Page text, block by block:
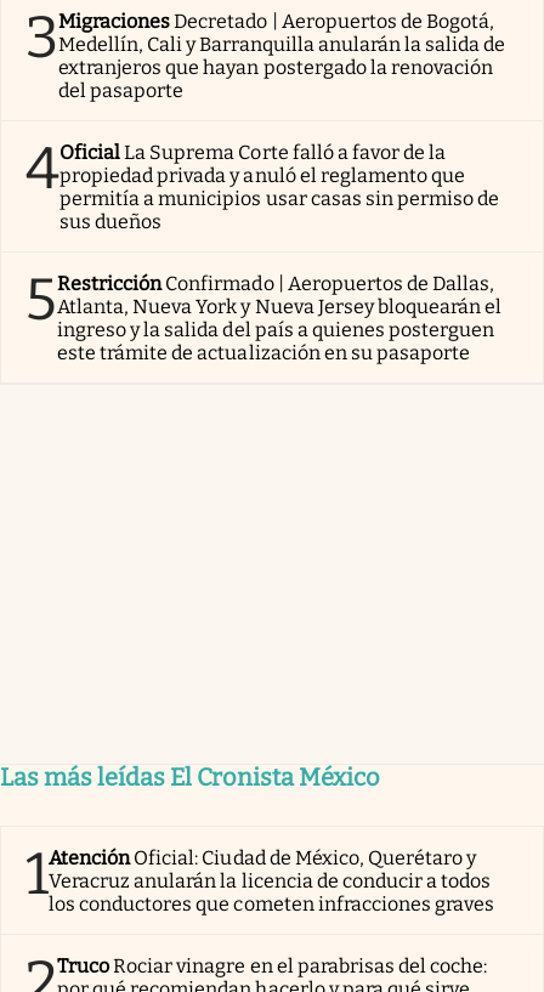
3MigracionesDecretado | Aeropuertos de Bogotá,
Medellín, Cali y Barranquilla anularán la salida de
extranjeros que hayan postergado la renovación
del pasaporte
4OficialLa Suprema Corte falló a favor de la
propiedad privada y anuló el reglamento que
permitía a municipios usar casas sin permiso de
sus dueños
5RestricciónConfirmado | Aeropuertos de Dallas,
Atlanta, Nueva York y Nueva Jersey bloquearán el
ingreso y la salida del país a quienes posterguen
este trámite de actualización en su pasaporte
Las más leídas El Cronista México
1AtenciónOficial: Ciudad de México, Querétaro y
Veracruz anularán la licencia de conducir a todos
los conductores que cometen infracciones graves
TrucoRociar vinagre en el parabrisas del coche: